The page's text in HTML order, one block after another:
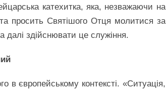
катехитка, яка, незважаючи на
просить Святішого Отця молитися за
далі здійснювати це служіння.
в європейському контексті. «Ситуація,